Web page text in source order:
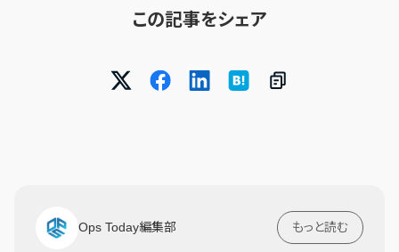
この記事をシェア
Ops Today編集部 もっと読む